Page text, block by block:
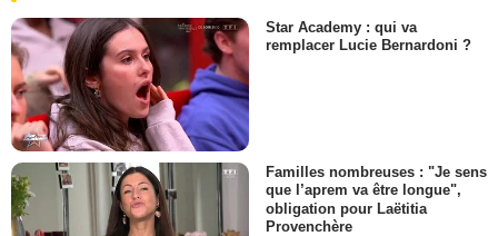
Star Academy : qui va
remplacer Lucie Bernardoni ?
Familles nombreuses : "Je sens
que l’aprem va être longue",
obligation pour Laëtitia
Provenchère